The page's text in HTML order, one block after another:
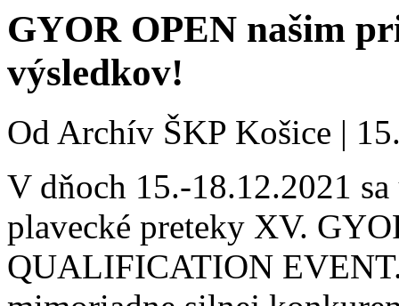
GYOR OPEN našim
výsledkov!
Od Archív ŠKP Košice |
V dňoch 15.-18.12.2021
plavecké preteky XV.
QUALIFICATION